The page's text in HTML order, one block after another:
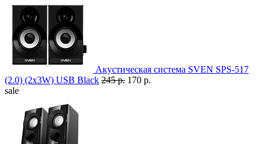
Акустическая система SVEN SPS-517
(2.0) (2x3W) USB Black 245 р. 170 р.
sale